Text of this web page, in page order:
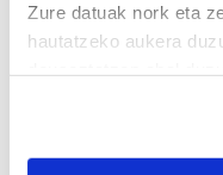
Zure datuak nork eta
hautatzeko aukera
If you allow, we would